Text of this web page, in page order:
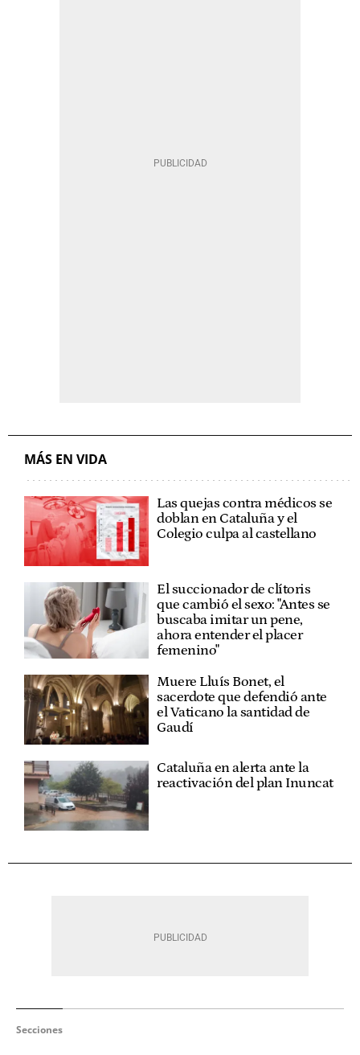
MÁS EN VIDA
Las quejas contra médicos se
doblan en Cataluña y el
Colegio culpa al castellano
El succionador de clítoris
que cambió el sexo: "Antes se
buscaba imitar un pene,
ahora entender el placer
femenino"
Muere Lluís Bonet, el
sacerdote que defendió ante
el Vaticano la santidad de
Gaudí
Cataluña en alerta ante la
reactivación del plan Inuncat
Secciones